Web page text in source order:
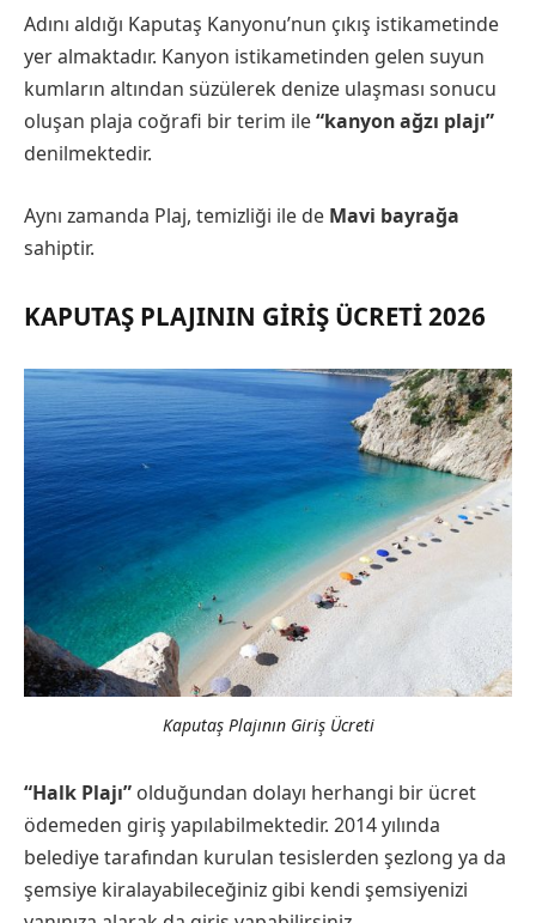
Adını aldığı Kaputaş Kanyonu’nun çıkış istikametinde
yer almaktadır. Kanyon istikametinden gelen suyun
kumların altından süzülerek denize ulaşması sonucu
oluşan plaja coğrafi bir terim ile“kanyon ağzı plajı”
denilmektedir.
Aynı zamanda Plaj, temizliği ile de Mavi bayrağa
sahiptir.
KAPUTAŞ PLAJININ GIRIŞ ÜCRETI 2026
Kaputaş Plajının Giriş Ücreti
“Halk Plajı” olduğundan dolayı herhangi bir ücret
ödemeden giriş yapılabilmektedir. 2014 yılında
belediye tarafından kurulan tesislerden şezlong ya da
şemsiye kiralayabileceğiniz gibi kendi şemsiyenizi